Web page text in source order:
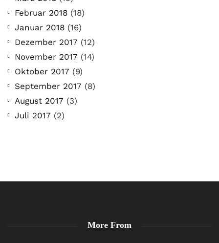
Februar 2018 (18)
Januar 2018 (16)
Dezember 2017 (12)
November 2017 (14)
Oktober 2017 (9)
September 2017 (8)
August 2017 (3)
Juli 2017 (2)
More From